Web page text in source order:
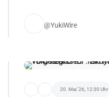
@YukiWire
20. Mai '26, 12:30 Uhr